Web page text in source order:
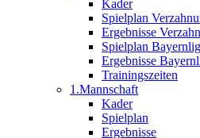
Kader
Spielplan
Ergebnisse
Spielplan
Ergebnisse
Trainingszeiten
1.Mannschaft
Kader
Spielplan
Ergebnisse